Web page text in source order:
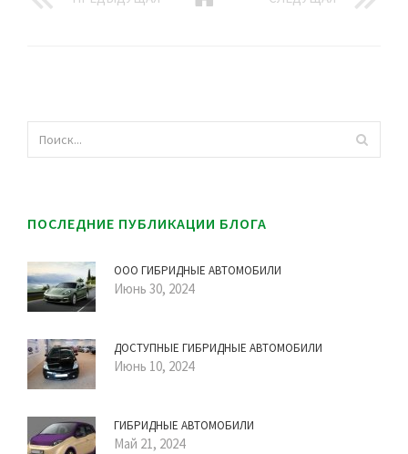
ПОСЛЕДНИЕ ПУБЛИКАЦИИ БЛОГА
ООО ГИБРИДНЫЕ АВТОМОБИЛИ
Июнь 30, 2024
ДОСТУПНЫЕ ГИБРИДНЫЕ АВТОМОБИЛИ
Июнь 10, 2024
ГИБРИДНЫЕ АВТОМОБИЛИ
Май 21, 2024